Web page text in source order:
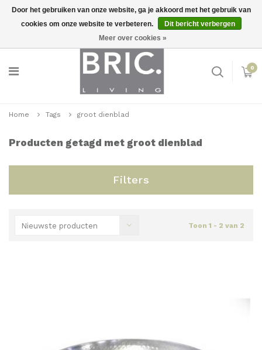
Inloggen
0
Home Tags groot dienblad
Producten getagd met groot dienblad
Filters
Nieuwste producten Toon 1 - 2 van 2
Door het gebruiken van onze website, ga je akkoord met het gebruik van
cookies om onze website te verbeteren.
Dit bericht verbergen
Meer over cookies »